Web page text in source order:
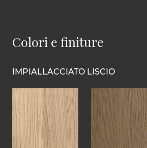
Colori e finiture
IMPIALLACCIATO LISCIO